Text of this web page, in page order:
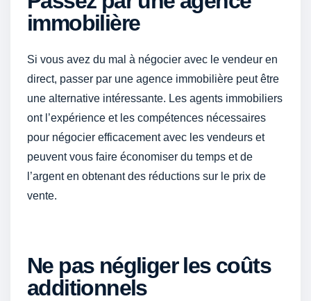
immobilière
Si vous avez du mal à négocier avec le vendeur en
direct, passer par une agence immobilière peut être
une alternative intéressante. Les agents immobiliers
ont l’expérience et les compétences nécessaires
pour négocier efficacement avec les vendeurs et
peuvent vous faire économiser du temps et de
l’argent en obtenant des réductions sur le prix de
vente.
Ne pas négliger les coûts
additionnels